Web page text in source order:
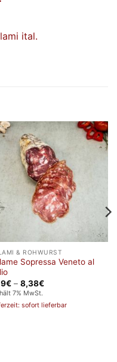
ital.
& ROHWURST
Sopressa Veneto al
€ – 8,38€Preisspanne:
8,38€
7% MwSt.
sofort lieferbar